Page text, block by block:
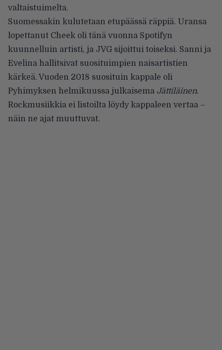
valtaistuimelta.
Suomessakin kulutetaan etupäässä räppiä. Uransa
lopettanut Cheek oli tänä vuonna Spotifyn
kuunnelluin artisti, ja JVG sijoittui toiseksi. Sanni ja
Evelina hallitsivat suosituimpien naisartistien
kärkeä. Vuoden 2018 suosituin kappale oli
Pyhimyksen helmikuussa julkaisema Jättiläinen.
Rockmusiikkia ei listoilta löydy kappaleen vertaa –
näin ne ajat muuttuvat.